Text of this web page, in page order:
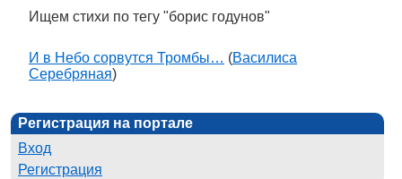
Ищем стихи по тегу "борис годунов"
И в Небо сорвутся Тромбы… (Василиса
Серебряная)
Регистрация на портале
Вход
Регистрация